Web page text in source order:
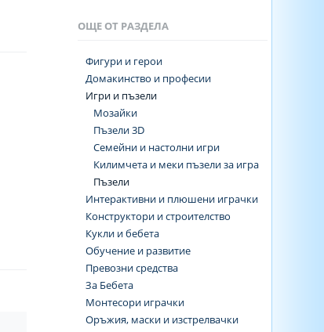
ОЩЕ ОТ РАЗДЕЛА
Фигури и герои
Домакинство и професии
Игри и пъзели
Мозайки
Пъзели 3D
Семейни и настолни игри
Килимчета и меки пъзели за игра
Пъзели
Интерактивни и плюшени играчки
Конструктори и строителство
Кукли и бебета
Обучение и развитие
Превозни средства
За Бебета
Монтесори играчки
Оръжия, маски и изстрелвачки